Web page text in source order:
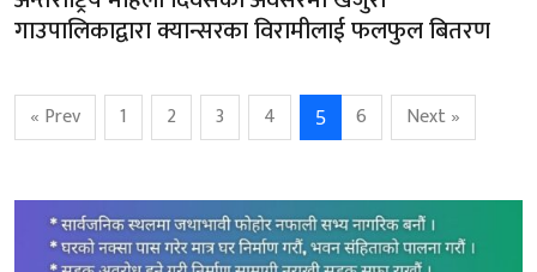
गाउपालिकाद्वारा क्यान्सरका विरामीलाई फलफुल बितरण
« Prev 1 2 3 4 5 6 Next »